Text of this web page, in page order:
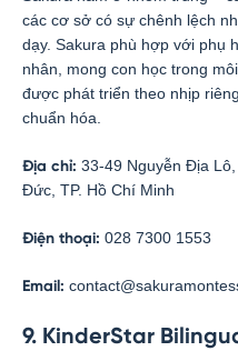
các cơ sở có sự chênh lệch
dạy. Sakura phù hợp với phụ
nhân, mong con học trong
được phát triển theo nhịp
chuẩn hóa.
Địa chỉ: 33-49 Nguyễn Địa
Đức, TP. Hồ Chí Minh
Điện thoại: 028 7300 1553
Email:
9. KinderStar